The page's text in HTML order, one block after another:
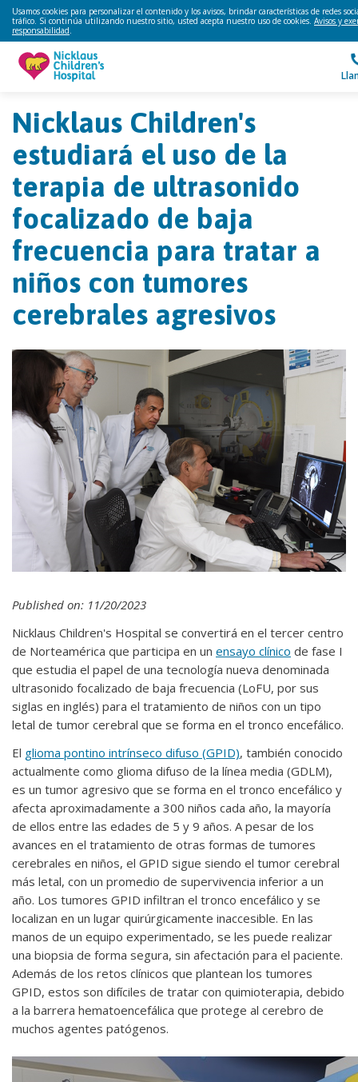
Usamos cookies para personalizar el contenido y los avisos, brindar características de redes
tráfico. Si continúa utilizando nuestro sitio, usted acepta nuestro uso de cookies. Avisos y
responsabilidad.
Nicklaus Children's
estudiará el uso de la
terapia de ultrasonido
focalizado de baja
frecuencia para tratar a
niños con tumores
cerebrales agresivos
Published on: 11/20/2023
Nicklaus Children's Hospital se convertirá en el tercer centro
de Norteamérica que participa en un ensayo clínico de fase I
que estudia el papel de una tecnología nueva denominada
ultrasonido focalizado de baja frecuencia (LoFU, por sus
siglas en inglés) para el tratamiento de niños con un tipo
letal de tumor cerebral que se forma en el tronco encefálico.
El glioma pontino intrínseco difuso (GPID), también conocido
actualmente como glioma difuso de la línea media (GDLM),
es un tumor agresivo que se forma en el tronco encefálico y
afecta aproximadamente a 300 niños cada año, la mayoría
de ellos entre las edades de 5 y 9 años. A pesar de los
avances en el tratamiento de otras formas de tumores
cerebrales en niños, el GPID sigue siendo el tumor cerebral
más letal, con un promedio de supervivencia inferior a un
año. Los tumores GPID infiltran el tronco encefálico y se
localizan en un lugar quirúrgicamente inaccesible. En las
manos de un equipo experimentado, se les puede realizar
una biopsia de forma segura, sin afectación para el paciente.
Además de los retos clínicos que plantean los tumores
GPID, estos son difíciles de tratar con quimioterapia, debido
a la barrera hematoencefálica que protege al cerebro de
muchos agentes patógenos.